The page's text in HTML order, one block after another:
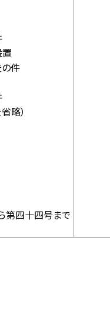
件
略）
第四十四号まで